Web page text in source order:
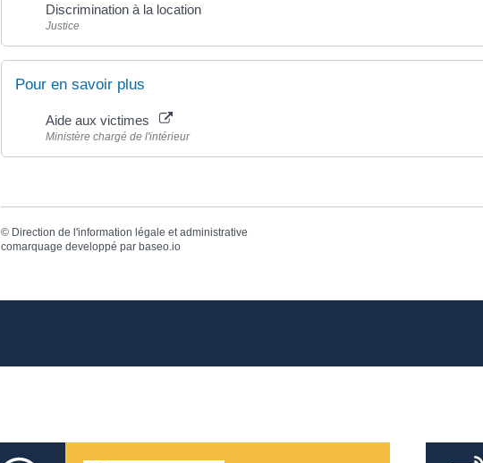
Discrimination à la location
Justice
Pour en savoir plus
Aide aux victimes
Ministère chargé de l'intérieur
© Direction de l'information légale et administrative
comarquage developpé par baseo.io